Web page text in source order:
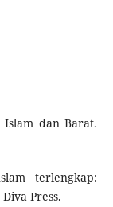
dan Barat.
terlengkap:
Press.